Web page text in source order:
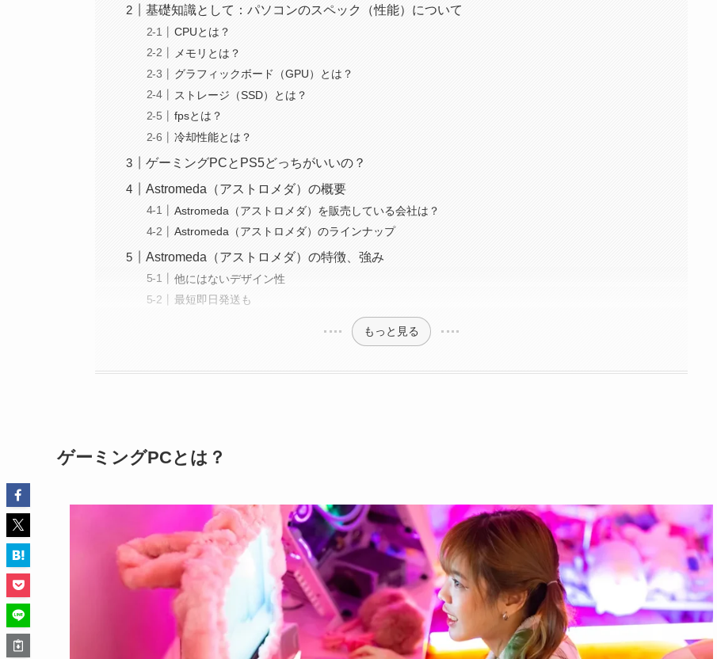
基礎知識として：パソコンのスペック（性能）について
CPUとは？
メモリとは？
グラフィックボード（GPU）とは？
ストレージ（SSD）とは？
fpsとは？
冷却性能とは？
ゲーミングPCとPS5どっちがいいの？
Astromeda（アストロメダ）の概要
Astromeda（アストロメダ）を販売している会社は？
Astromeda（アストロメダ）のラインナップ
Astromeda（アストロメダ）の特徴、強み
他にはないデザイン性
最短即日発送も
もっと見る
ゲーミングPCとは？